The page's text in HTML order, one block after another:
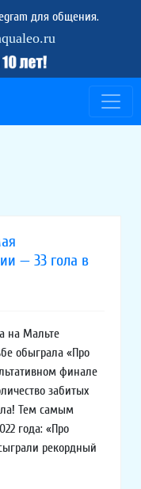
для общения.
— 33 гола в
на Мальте
обыграла «Про
финале
забитых
Тем самым
года: «Про
рекордный